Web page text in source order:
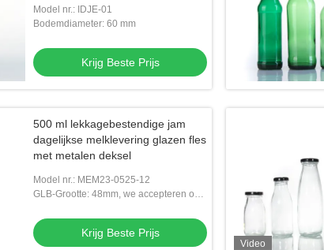
Model nr.: IDJE-01
Bodemdiameter: 60 mm
Krijg Beste Prijs
500 ml lekkagebestendige jam
dagelijkse melklevering glazen fles
met metalen deksel
Model nr.: MEM23-0525-12
GLB-Grootte: 48mm, we accepteren ook
Krijg Beste Prijs
Video